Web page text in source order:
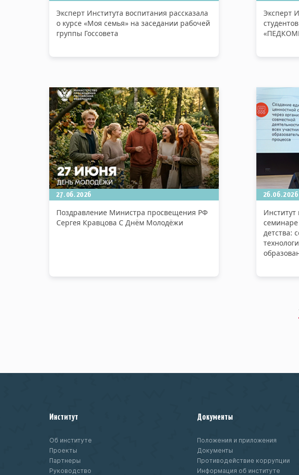
Эксперт Института воспитания рассказала
о курсе «Моя семья» на заседании рабочей
группы Госсовета
Эксперт
27.06.2026
Поздравление Министра просвещения РФ
Сергея Кравцова С Днём Молодёжи
26.06.2026
Институт
детства:
Институт
Об институте
Проекты
Партнеры
Руководство
Документы
Положения и приложения
Документы
Противодействие коррупции
Информация об институте